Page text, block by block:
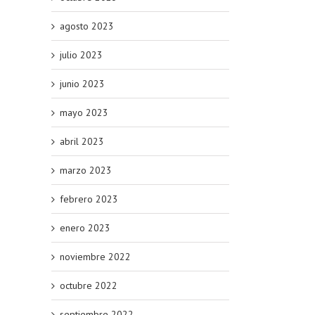
agosto 2023
julio 2023
junio 2023
mayo 2023
abril 2023
marzo 2023
febrero 2023
enero 2023
noviembre 2022
octubre 2022